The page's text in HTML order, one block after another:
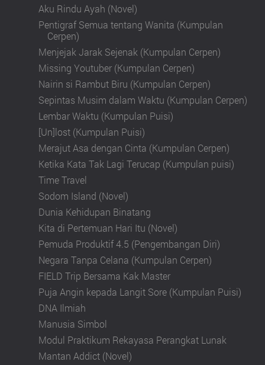
Aku Rindu Ayah (Novel)
Pentigraf Semua tentang Wanita (Kumpulan
Cerpen)
Menjejak Jarak Sejenak (Kumpulan Cerpen)
Missing Youtuber (Kumpulan Cerpen)
Nairin si Rambut Biru (Kumpulan Cerpen)
Sepintas Musim dalam Waktu (Kumpulan Cerpen)
Lembar Waktu (Kumpulan Puisi)
[Un]lost (Kumpulan Puisi)
Merajut Asa dengan Cinta (Kumpulan Cerpen)
Ketika Kata Tak Lagi Terucap (Kumpulan puisi)
Time Travel
Sodom Island (Novel)
Dunia Kehidupan Binatang
Kita di Pertemuan Hari Itu (Novel)
Pemuda Produktif 4.5 (Pengembangan Diri)
Negara Tanpa Celana (Kumpulan Cerpen)
FIELD Trip Bersama Kak Master
Puja Angin kepada Langit Sore (Kumpulan Puisi)
DNA Ilmiah
Manusia Simbol
Modul Praktikum Rekayasa Perangkat Lunak
Mantan Addict (Novel)